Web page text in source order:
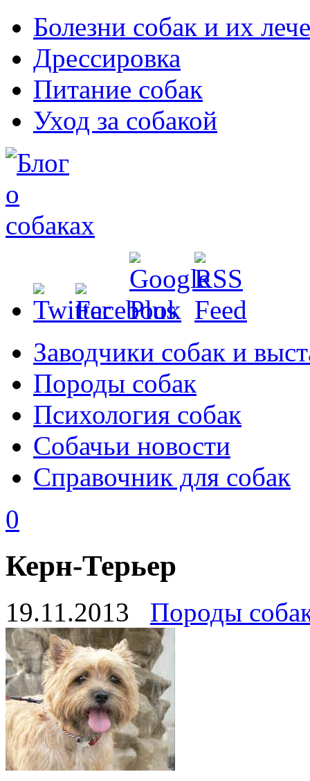
Болезни собак и их
Дрессировка
Питание собак
Уход за собакой
Заводчики собак и
Породы собак
Психология собак
Собачьи новости
Справочник для собак
0
Керн-Терьер
19.11.2013 Породы